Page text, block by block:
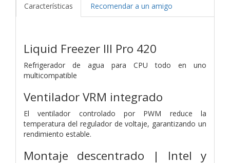
Características Recomendar a un amigo
Liquid Freezer III Pro 420
Refrigerador de agua para CPU todo en uno
multicompatible
Ventilador VRM integrado
El ventilador controlado por PWM reduce la
temperatura del regulador de voltaje, garantizando un
rendimiento estable.
Montaje descentrado | Intel y